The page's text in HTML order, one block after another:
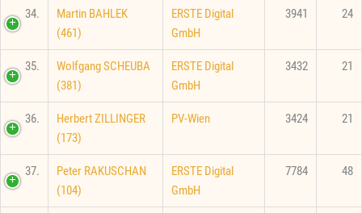
34.
Martin BAHLEK
(461)
ERSTE Digital
GmbH
3941 24
35.
Wolfgang SCHEUBA
(381)
ERSTE Digital
GmbH
3432 21
36.
Herbert ZILLINGER
(173)
PV-Wien 3424 21
37.
Peter RAKUSCHAN
(104)
ERSTE Digital
GmbH
7784 48